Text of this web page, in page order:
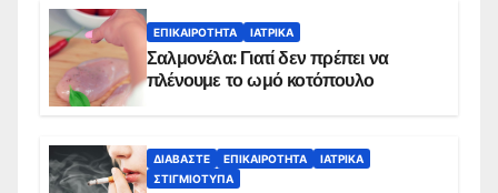
ΕΠΙΚΑΙΡΌΤΗΤΑ ΙΑΤΡΙΚΆ
Σαλμονέλα: Γιατί δεν πρέπει να
πλένουμε το ωμό κοτόπουλο
ΔΙΑΒΆΣΤΕ ΕΠΙΚΑΙΡΌΤΗΤΑ
ΙΑΤΡΙΚΆ
ΣΤΙΓΜΙΌΤΥΠΑ